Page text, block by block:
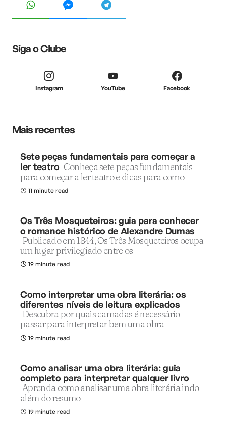
Siga o Clube
Instagram YouTube Facebook
Mais recentes
Sete peças fundamentais para começar a
ler teatro Conheça sete peças fundamentais
para começar a ler teatro e dicas para como
11 minute read
Os Três Mosqueteiros: guia para conhecer
o romance histórico de Alexandre Dumas
Publicado em 1844, Os Três Mosqueteiros ocupa
um lugar privilegiado entre os
19 minute read
Como interpretar uma obra literária: os
diferentes níveis de leitura explicados
Descubra por quais camadas é necessário
passar para interpretar bem uma obra
19 minute read
Como analisar uma obra literária: guia
completo para interpretar qualquer livro
Aprenda como analisar uma obra literária indo
além do resumo
19 minute read